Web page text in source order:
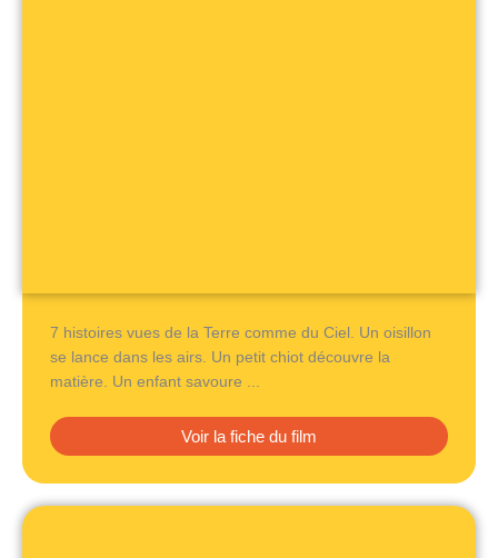
7 histoires vues de la Terre comme du Ciel. Un oisillon
se lance dans les airs. Un petit chiot découvre la
matière. Un enfant savoure ...
Voir la fiche du film